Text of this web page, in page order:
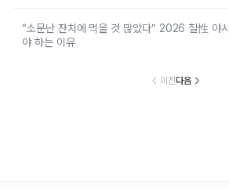
“소문난 잔치에 먹을 것 많았다” 2026 칠性 야
야 하는 이유
이전다음